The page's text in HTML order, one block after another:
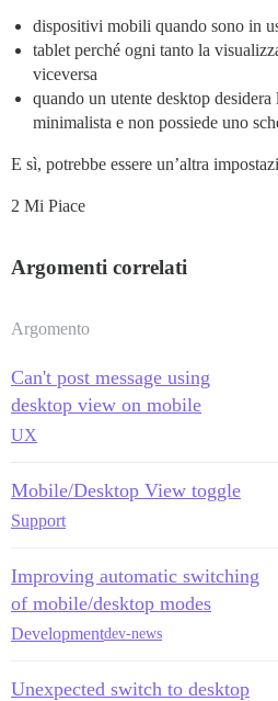
dispositivi mobili quando sono in
tablet perché ogni tanto la
viceversa
quando un utente desktop
minimalista e non possiede uno
E sì, potrebbe essere un’altra
2 Mi Piace
Argomenti correlati
Argomento
Can't post message using
desktop view on mobile
UX
Mobile/Desktop View toggle
Support
Improving automatic switching
of mobile/desktop modes
Developmentdev-news
Unexpected switch to desktop